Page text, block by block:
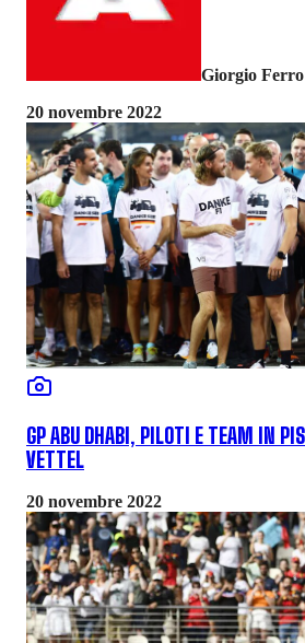
Giorgio Ferro
20 novembre 2022
GP ABU DHABI, PILOTI E TEAM IN
VETTEL
20 novembre 2022